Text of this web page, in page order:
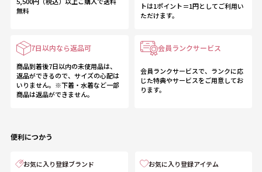
無料
トは1ポイント＝1円としてご利用い
ただけます。
7日以内なら返品可
商品到着後7日以内の未使用品は、
返品ができるので、サイズの心配は
いりません。※下着・水着など一部
商品は返品ができません。
会員ランクサービス
会員ランクサービスで、ランクに応
じた特典やサービスをご用意してお
ります。
便利につかう
お気に入り登録ブランド お気に入り登録アイテム